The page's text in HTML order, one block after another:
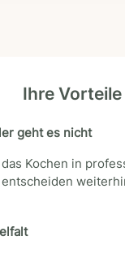
Ihre Vorteile
geht es nicht
Kochen in